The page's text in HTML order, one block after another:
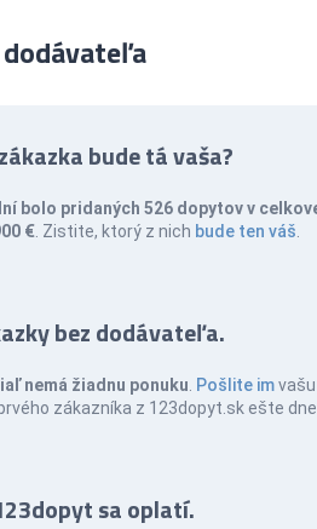
bude tá vaša?
bolo pridaných 526 dopytov v
€ . Zistite, ktorý z nich bude ten váš
bez dodávateľa.
nemá žiadnu ponuku Pošlite imvašu
zákazníka z 123dopyt.sk ešte
sa oplatí.